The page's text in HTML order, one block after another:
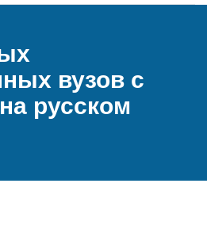
вузов с
русском